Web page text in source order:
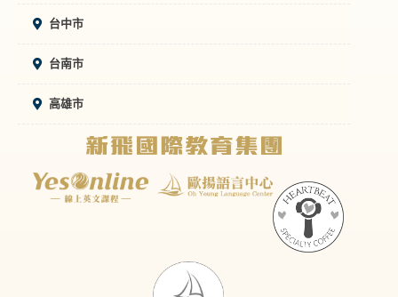
台中市
台南市
高雄市